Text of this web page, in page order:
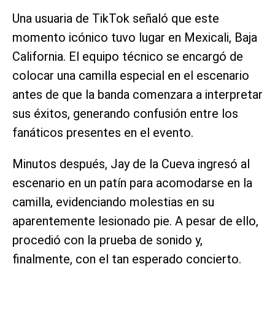
Una usuaria de TikTok señaló que este
momento icónico tuvo lugar en Mexicali, Baja
California. El equipo técnico se encargó de
colocar una camilla especial en el escenario
antes de que la banda comenzara a interpretar
sus éxitos, generando confusión entre los
fanáticos presentes en el evento.
Minutos después, Jay de la Cueva ingresó al
escenario en un patín para acomodarse en la
camilla, evidenciando molestias en su
aparentemente lesionado pie. A pesar de ello,
procedió con la prueba de sonido y,
finalmente, con el tan esperado concierto.